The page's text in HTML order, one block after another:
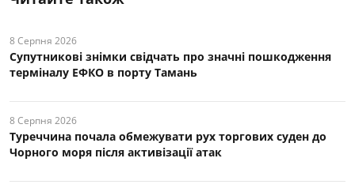
8 Серпня 2026
Супутникові знімки свідчать про значні пошкодження
терміналу ЕФКО в порту Тамань
8 Серпня 2026
Туреччина почала обмежувати рух торгових суден до
Чорного моря після активізації атак